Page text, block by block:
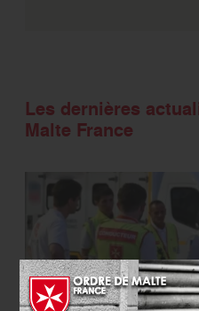
Les dernières
Malte France